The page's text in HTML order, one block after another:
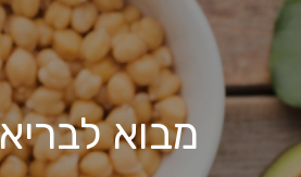
מבוא